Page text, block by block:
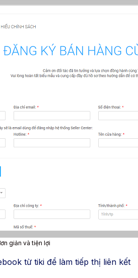
tin nhắn chăm sóc khách hàng trên
UID profile, UID group, danh
giản và tiện lợi
từ tiki để làm tiếp thị liên kết